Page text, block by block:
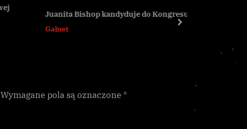
Juanita Bishop kandyduje do Kongresu
Galnet next
Wymagane pola są oznaczone*